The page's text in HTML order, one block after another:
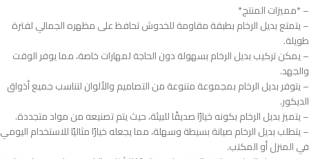
– *مميزات المنتج*
– يتمتع بديل الرخام بطبقة مقاومة للخدوش تحافظ على مظهره الجمالي لفترة
طويلة.
– يمكن تركيب بديل الرخام بسهولة دون الحاجة لمهارات خاصة، مما يوفر الوقت
والجهد.
– يتوفر بديل الرخام بمجموعة متنوعة من التصاميم والألوان لتناسب جميع أذواق
الديكور.
– يتميز بديل الرخام بكونه خيارًا صديقًا للبيئة، حيث يتم تصنيعه من مواد متجددة.
– يتطلب بديل الرخام صيانة بسيطة وسهلة، مما يجعله خيارًا مثاليًا للاستخدام اليومي
في المنزل أو المكتب.